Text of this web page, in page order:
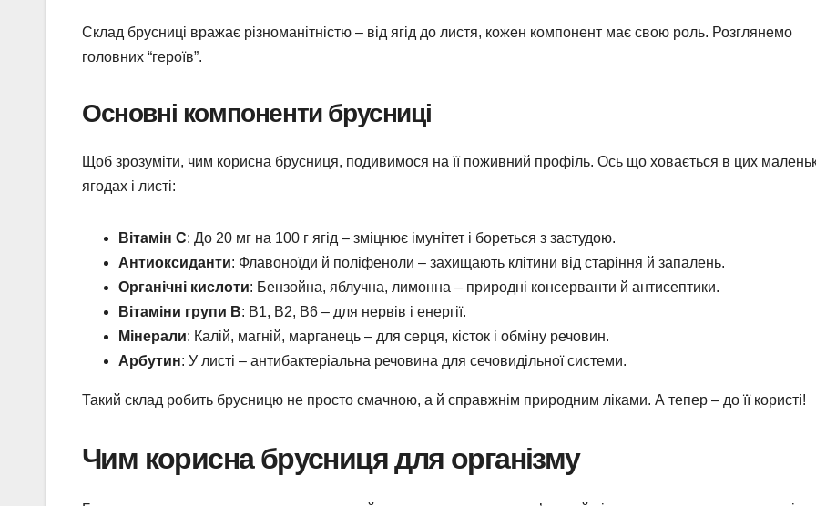
Склад брусниці вражає різноманітністю – від ягід до листя, кожен компонент має свою роль. Розглянемо
головних “героїв”.
Основні компоненти брусниці
Щоб зрозуміти, чим корисна брусниця, подивимося на її поживний профіль. Ось що ховається в цих
ягодах і листі:
Вітамін С: До 20 мг на 100 г ягід – зміцнює імунітет і бореться з застудою.
Антиоксиданти: Флавоноїди й поліфеноли – захищають клітини від старіння й запалень.
Органічні кислоти: Бензойна, яблучна, лимонна – природні консерванти й антисептики.
Вітаміни групи B: B1, B2, B6 – для нервів і енергії.
Мінерали: Калій, магній, марганець – для серця, кісток і обміну речовин.
Арбутин: У листі – антибактеріальна речовина для сечовидільної системи.
Такий склад робить брусницю не просто смачною, а й справжнім природним ліками. А тепер – до її користі!
Чим корисна брусниця для організму